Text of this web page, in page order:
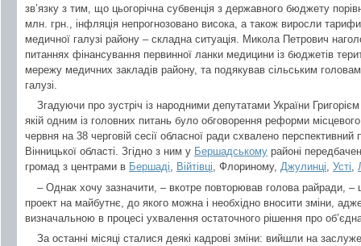
зв’язку з тим, що цьогорічна субвенція з державного бюджету
млн. грн., інфляція непрогнозовано висока, а також виросли
медичної галузі району – складна ситуація. Микола Петрович
питаннях фінансування первинної ланки медицини із бюджетів
мережу медичних закладів району, та подякував сільським
галузі.
Згадуючи про зустріч із народними депутатами України
якій одним із головних питань було обговорення реформи
червня на 38 черговій сесії обласної ради схвалено
Вінницької області. Згідно з ним у Бершадському районі
громад з центрами в Бершаді, Війтівці, Флориному, Джулинці, Усті,
– Однак хочу зазначити, – вкотре повторював голова райради,
проект на майбутнє, до якого можна і необхідно вносити зміни,
визначальною в процесі ухвалення остаточного рішення про
За останні місяці сталися деякі кадрові зміни: вийшли на